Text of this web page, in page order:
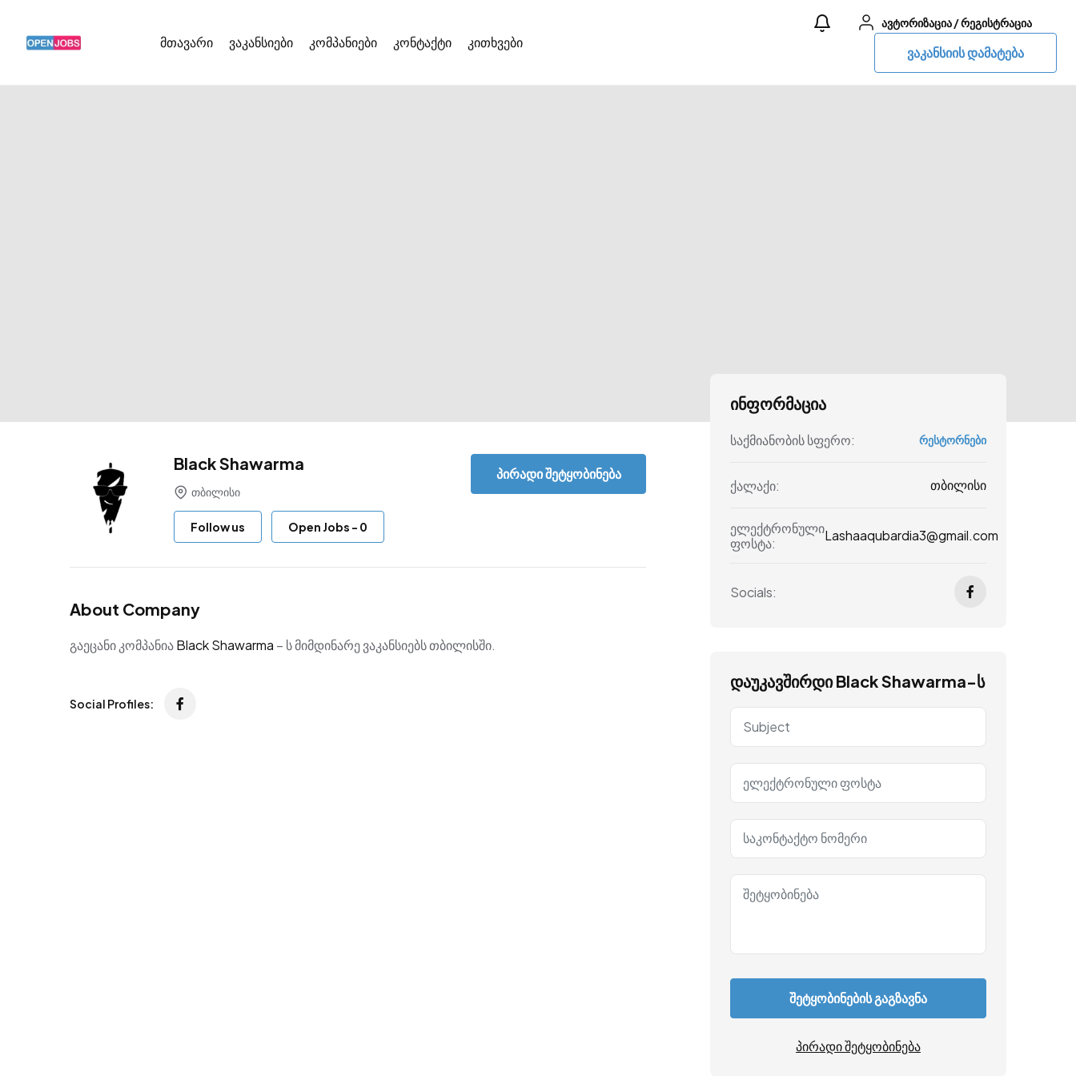
მთავარი ვაკანსიები კომპანიები კონტაქტი კითხვები
ავტორიზაცია/რეგისტრაცია
ვაკანსიის დამატება
Black Shawarma
თბილისი
Follow us Open Jobs - 0
პირადი შეტყობინება
About Company
გაეცანი კომპანიაBlack Shawarma – ს მიმდინარე ვაკანსიებს თბილისში.
Social Profiles:
ინფორმაცია
საქმიანობის სფერო: რესტორნები
ქალაქი: თბილისი
ელექტრონული
ფოსტა:
Lashaaqubardia3@gmail.com
Socials:
დაუკავშირდი Black Shawarma-ს
შეტყობინების გაგზავნა
პირადი შეტყობინება